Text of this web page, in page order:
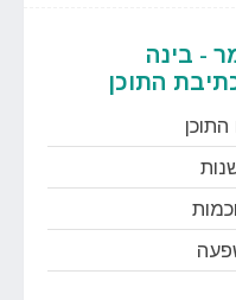
- בינה
התוכן